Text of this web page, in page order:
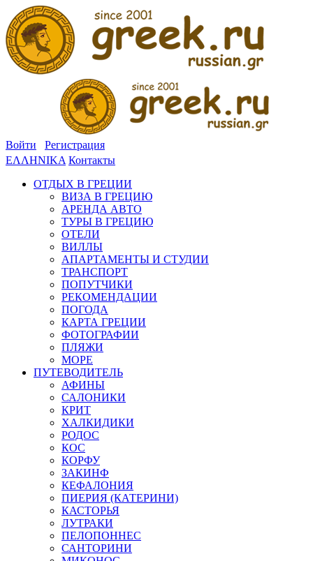
Войти
Регистрация
ΕΛΛΗΝΙΚΑ Контакты
ОТДЫХ В ГРЕЦИИ
ВИЗА В ГРЕЦИЮ
АРЕНДА АВТО
ТУРЫ В ГРЕЦИЮ
ОТЕЛИ
ВИЛЛЫ
АПАРТАМЕНТЫ И СТУДИИ
ТРАНСПОРТ
ПОПУТЧИКИ
РЕКОМЕНДАЦИИ
ПОГОДА
КАРТА ГРЕЦИИ
ФОТОГРАФИИ
ПЛЯЖИ
МОРЕ
ПУТЕВОДИТЕЛЬ
АФИНЫ
САЛОНИКИ
КРИТ
ХАЛКИДИКИ
РОДОС
КОС
КОРФУ
ЗАКИНФ
КЕФАЛОНИЯ
ПИЕРИЯ (КАТЕРИНИ)
КАСТОРЬЯ
ЛУТРАКИ
ПЕЛОПОННЕС
САНТОРИНИ